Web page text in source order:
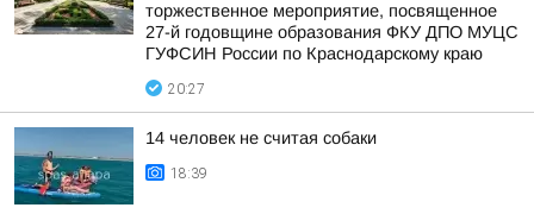
торжественное мероприятие, посвященное
27-й годовщине образования ФКУ ДПО МУЦС
ГУФСИН России по Краснодарскому краю
20:27
14 человек не считая собаки
18:39